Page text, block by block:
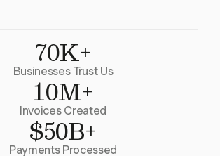
70K+
Businesses Trust Us
10M+
Invoices Created
$50B+
Payments Processed